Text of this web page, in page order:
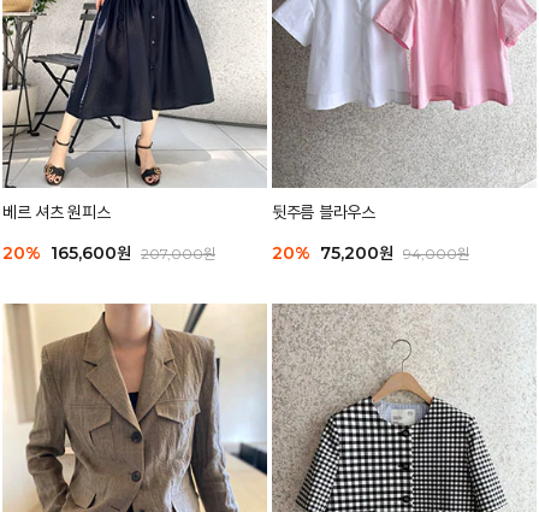
베르 셔츠 원피스
20% 165,600원 207,000원
뒷주름 블라우스
20% 75,200원 94,000원